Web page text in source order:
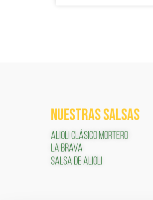
NUESTRAS SALSAS
ALIOLI CLÁSICO MORTERO
LA BRAVA
SALSA DE ALIOLI